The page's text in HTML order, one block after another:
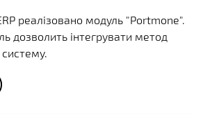
реалізовано модуль "Portmone".
дозволить інтегрувати метод